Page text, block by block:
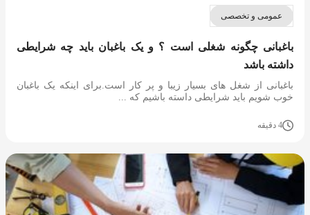
عمومی و تخصصی
باغبانی چگونه شغلی است ؟ و یک باغبان باید چه شرایطی
داشته باشد
باغبانی از شغل های بسیار زیبا و پر کار است.برای اینکه یک باغبان
خوب شویم باید شرایطی داسته باشیم که ...
4 دقیقه